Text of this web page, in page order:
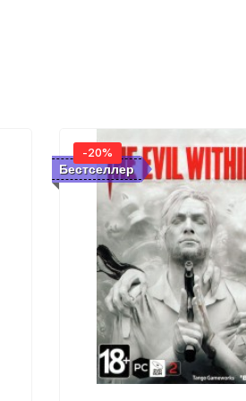
Бестселлер
-20%